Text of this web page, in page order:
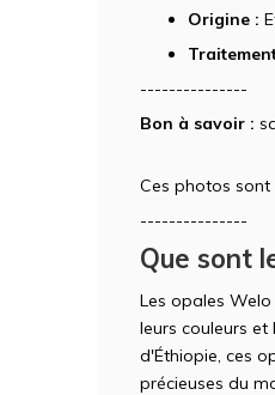
Origine :
---------------
Bon à savoir :
Ces photos sont
---------------
Que sont
Les opales
leurs couleurs
d'Éthiopie, ces
précieuses du